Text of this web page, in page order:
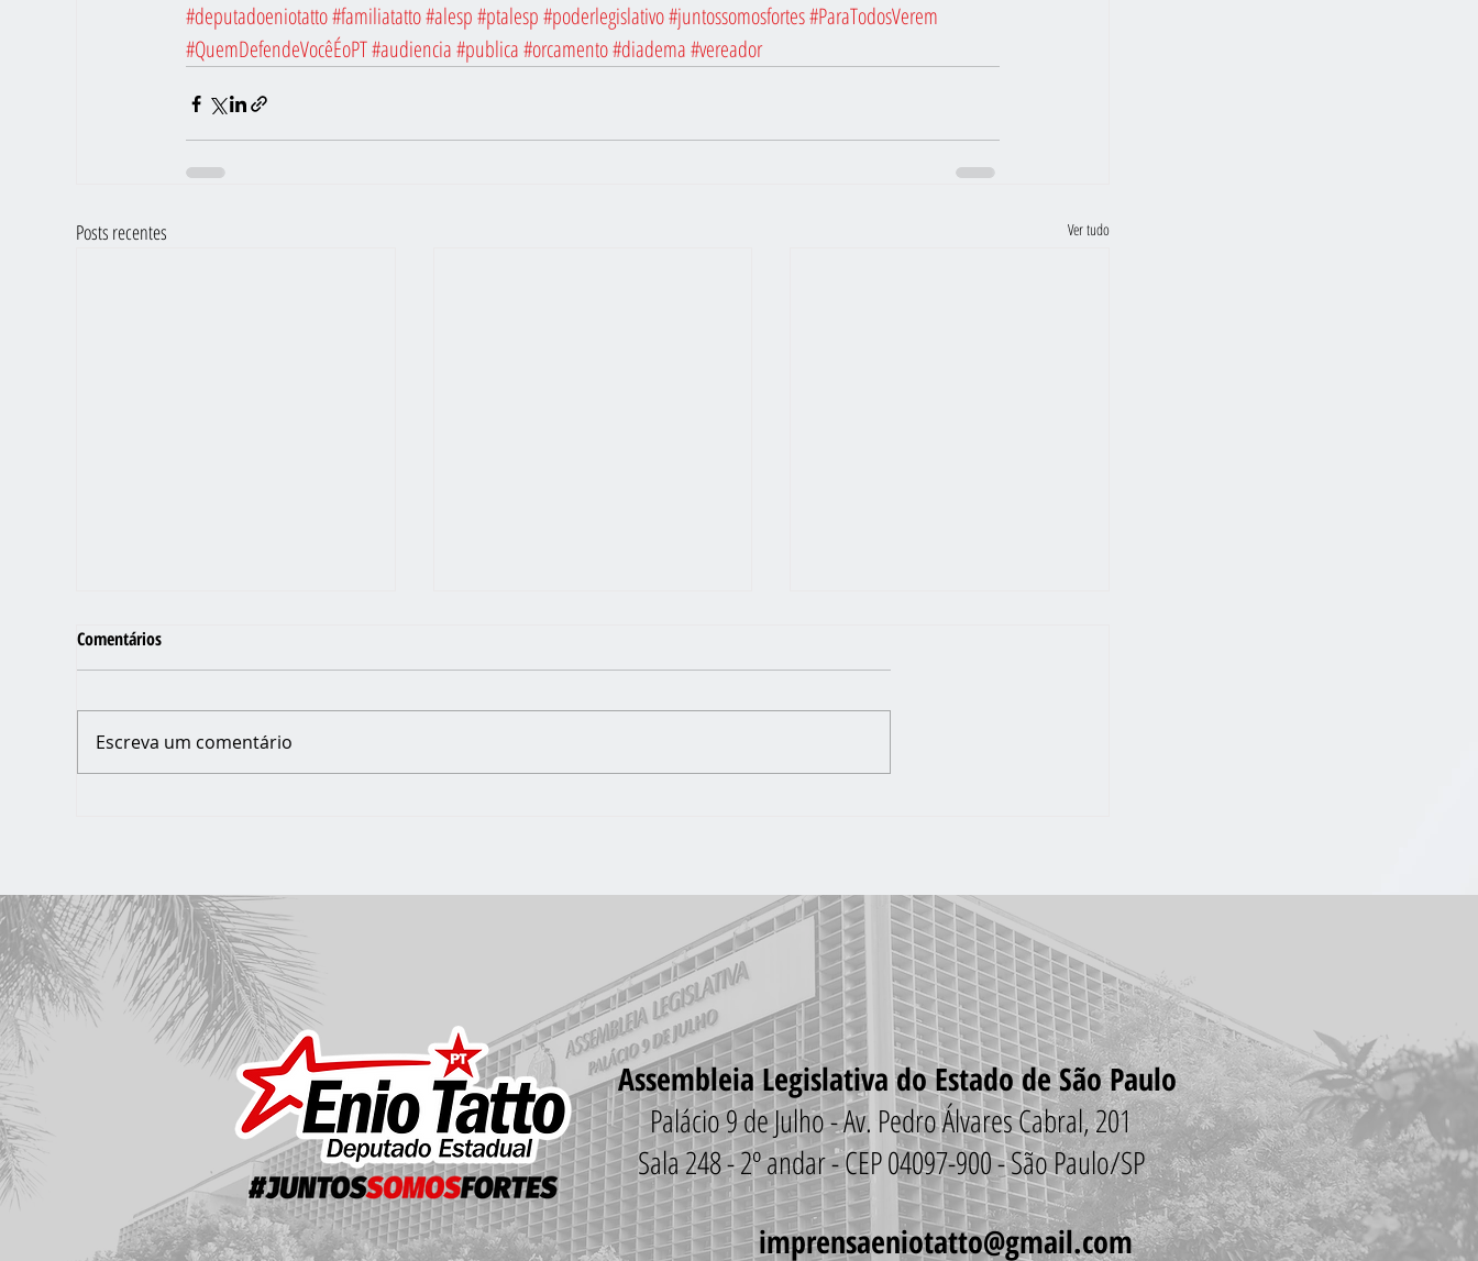
#deputadoeniotatto#familiatatto#alesp#ptalesp#poderlegislativo#juntossomosfortes#ParaTodosVerem
#QuemDefendeVocêÉoPT#audiencia#publica#orcamento#diadema#vereador
Posts recentes Ver tudo
Comentários
Escreva um comentário
Assembleia Legislativa do Estado de São Paulo
Palácio 9 de Julho - Av. Pedro Álvares Cabral, 201
Sala 248 - 2º andar - CEP 04097-900 - São Paulo/SP
imprensaeniotatto@gmail.com